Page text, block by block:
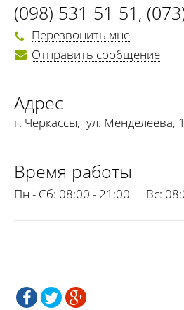
(098) 531-51-51,
Перезвонить мне
Отправить сообщение
Адрес
г. Черкассы, ул. Менделеева,
Время работы
Пн - Сб: 08:00 - 21:00 Вс: